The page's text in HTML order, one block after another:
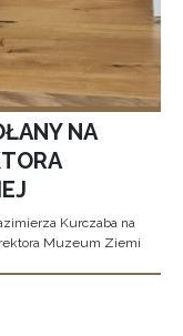
NA
Kurczaba na
Muzeum Ziemi